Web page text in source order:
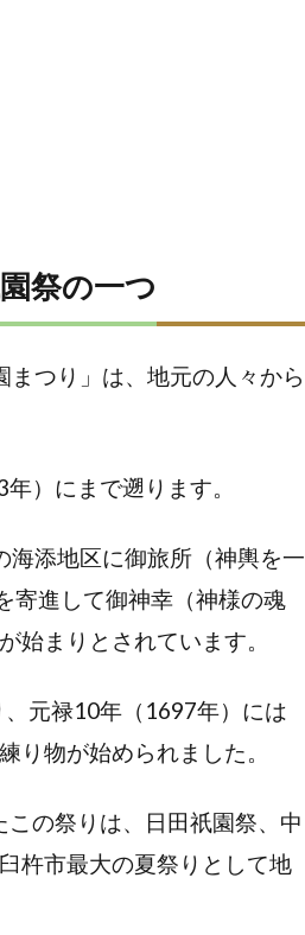
祭の一つ
つり」は、地元の人々から
）にまで遡ります。
添地区に御旅所（神輿を一
寄進して御神幸（神様の魂
始まりとされています。
元禄10年（1697年）には
り物が始められました。
の祭りは、日田祇園祭、中
杵市最大の夏祭りとして地